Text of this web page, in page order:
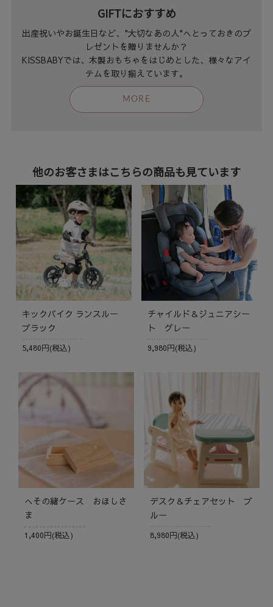
GIFTにおすすめ
出産祝いやお誕生日など、"大切なあの人"へとっておきのプ
レゼントを贈りませんか？
KISSBABYでは、木製おもちゃをはじめとした、様々なアイ
テムを取り揃えています。
MORE
他のお客さまはこちらの商品も見ています
キックバイク ランスルー
ブラック
5,480円(税込)
チャイルド＆ジュニアシー
ト グレー
9,980円(税込)
へその緒ケース おほしさ
ま
1,400円(税込)
デスク＆チェアセット ブ
ルー
8,980円(税込)